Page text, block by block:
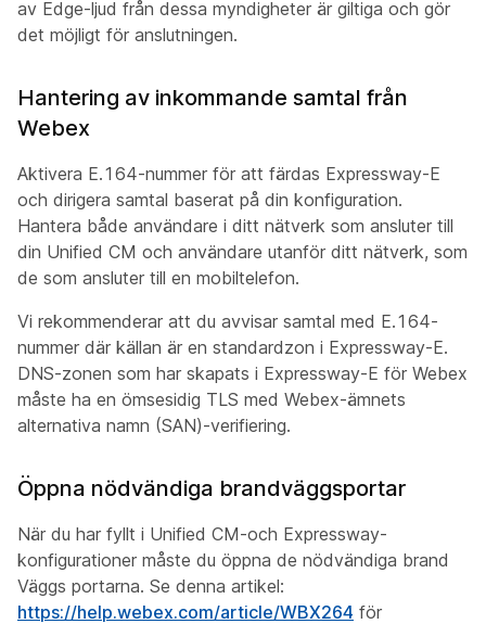
av Edge-ljud från dessa myndigheter är giltiga och gör
det möjligt för anslutningen.
Hantering av inkommande samtal från
Webex
Aktivera E.164-nummer för att färdas Expressway-E
och dirigera samtal baserat på din konfiguration.
Hantera både användare i ditt nätverk som ansluter till
din Unified CM och användare utanför ditt nätverk, som
de som ansluter till en mobiltelefon.
Vi rekommenderar att du avvisar samtal med E.164-
nummer där källan är en standardzon i Expressway-E.
DNS-zonen som har skapats i Expressway-E för Webex
måste ha en ömsesidig TLS med Webex-ämnets
alternativa namn (SAN)-verifiering.
Öppna nödvändiga brandväggsportar
När du har fyllt i Unified CM-och Expressway-
konfigurationer måste du öppna de nödvändiga brand
Väggs portarna. Se denna artikel:
https://help.webex.com/article/WBX264 för